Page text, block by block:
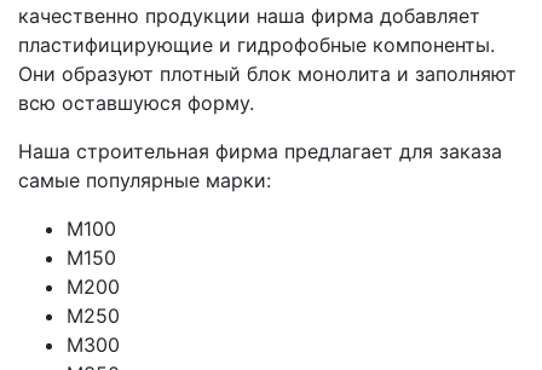
качественно продукции наша фирма добавляет
пластифицирующие и гидрофобные компоненты.
Они образуют плотный блок монолита и заполняют
всю оставшуюся форму.
Наша строительная фирма предлагает для заказа
самые популярные марки:
М100
М150
М200
М250
М300